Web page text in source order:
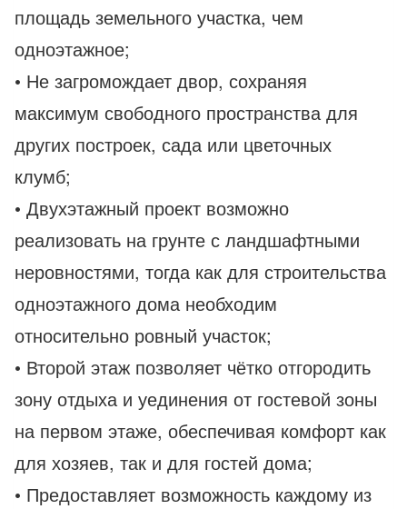
площадь земельного участка, чем
одноэтажное;
• Не загромождает двор, сохраняя
максимум свободного пространства для
других построек, сада или цветочных
клумб;
• Двухэтажный проект возможно
реализовать на грунте с ландшафтными
неровностями, тогда как для строительства
одноэтажного дома необходим
относительно ровный участок;
• Второй этаж позволяет чётко отгородить
зону отдыха и уединения от гостевой зоны
на первом этаже, обеспечивая комфорт как
для хозяев, так и для гостей дома;
• Предоставляет возможность каждому из